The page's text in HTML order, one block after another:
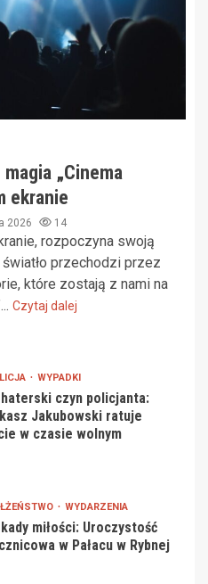
„Cinema
ekranie
2026 14
rozpoczyna swoją
przechodzi przez
które zostają z nami na
Czytaj dalej
WYPADKI
czyn policjanta:
Jakubowski ratuje
w czasie wolnym
WYDARZENIA
miłości: Uroczystość
w Pałacu w Rybnej